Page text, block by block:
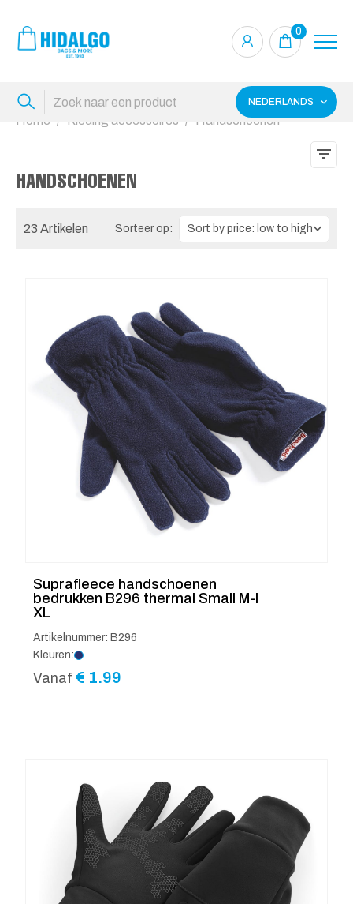
0
NEDERLANDS
Home Kleding accessoires Handschoenen
HANDSCHOENEN
23 Artikelen Sorteer op:
Suprafleece handschoenen
bedrukken B296 thermal Small M-l
XL
Artikelnummer: B296
Kleuren:
Vanaf € 1.99